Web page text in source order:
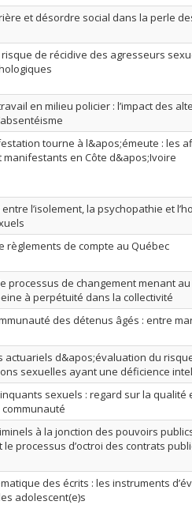
et désordre social dans la perle
risque de récidive des agresseurs
en milieu policier : l’impact des
tourne à l&apos;émeute : les
en Côte d&apos;Ivoire
l’isolement, la psychopathie et
règlements de compte au Québec
processus de changement menant
à perpétuité dans la collectivité
des détenus âgés : entre
actuariels d&apos;évaluation du
sexuelles ayant une déficience
sexuels : regard sur la
à la jonction des pouvoirs
processus d’octroi des contrats
des écrits : les instruments
adolescent(e)s